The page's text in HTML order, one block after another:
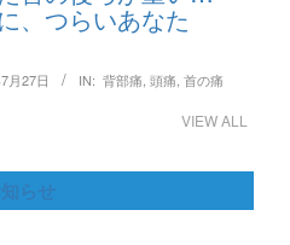
、つらいあなた
月27日 IN: 背部痛 頭痛 首の痛
VIEW ALL
らせ